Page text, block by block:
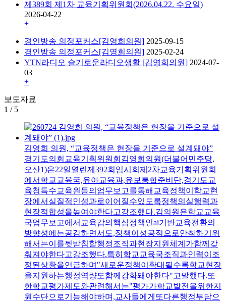
제389회 제1차 교육기획위원회(2026.04.22. 수요일)
2026-04-22
+
경인방송 의정포커스[김영희의원] 2025-09-15
경인방송 의정포커스[김영희의원] 2025-02-24
YTN라디오 슬기로운라디오생활 [김영희의원] 2024-07-
03
+
보도자료
1 / 5
김영희 의원, “교육정책은 현장을 기준으로 설계돼야”
경기도의회교육기획위원회김영희의원(더불어민주당,
오산1)은22일열린제392회임시회제2차교육기획위원회
에서학교교육국,유아교육과,유보통합준비단,경기도교
육청특수교육원등의업무보고를통해교육정책이학교현
장에서실질적인성과로이어질수있도록정책의실행력과
현장적합성을높여야한다고강조했다.김의원은학교교육
국업무보고에서교육감의핵심정책인ai기반교육전환의
방향성에는공감하면서도,정책이성공적으로안착하기위
해서는이를뒷받침할행정조직과현장지원체계가함께갖
춰져야한다고강조했다.특히학교교육국조직과인력이조
정된상황을언급하며"새로운정책이확대될수록학교현장
을지원하는행정역량도함께강화돼야한다"고말했다.또
한학교평가제도와관련해서는"평가가학교발전을위한지
원수단으로기능해야하며,교사들에게또다른행정부담으